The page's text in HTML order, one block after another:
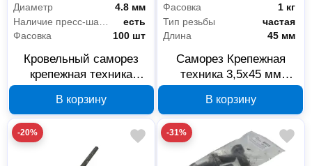
Диаметр
4.8 мм
есть
Фасовка
100 шт
Кровельный саморез
крепежная техника
оцинкованный, 100 шт,
431012
В корзину
Фасовка
1 кг
Тип резьбы
частая
Длина
45 мм
Саморез Крепежная
техника 3,5х45 мм
В корзину
-20% -31%